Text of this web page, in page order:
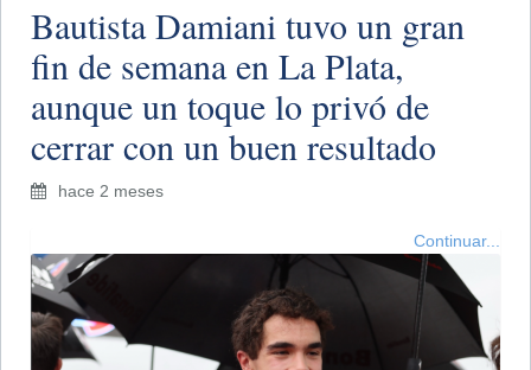
Bautista Damiani tuvo un gran
fin de semana en La Plata,
aunque un toque lo privó de
cerrar con un buen resultado
hace 2 meses
Continuar...